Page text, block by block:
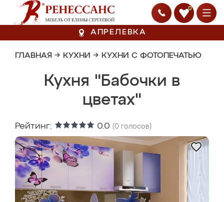
0
АПРЕЛЕВКА
ГЛАВНАЯ → КУХНИ → КУХНИ С ФОТОПЕЧАТЬЮ
Кухня "Бабочки в
цветах"
Рейтинг: 0.0 (0 голосов)